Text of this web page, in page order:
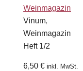
Weinmagazin
Vinum,
Weinmagazin
Heft 1/2
6,50 € inkl. MwSt.